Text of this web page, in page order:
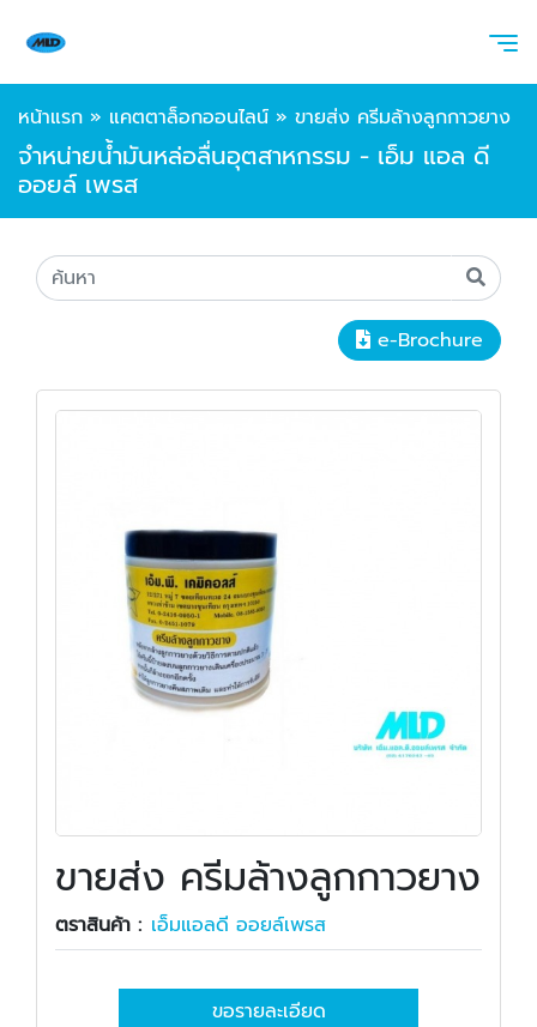
หน้าแรก » แคตตาล็อกออนไลน์ » ขายส่ง ครีมล้างลูกกาวยาง
จำหน่ายน้ำมันหล่อลื่นอุตสาหกรรม - เอ็ม แอล ดี
ออยล์ เพรส
e-Brochure
ขายส่ง ครีมล้างลูกกาวยาง
ตราสินค้า : เอ็มแอลดี ออยล์เพรส
ขอรายละเอียด